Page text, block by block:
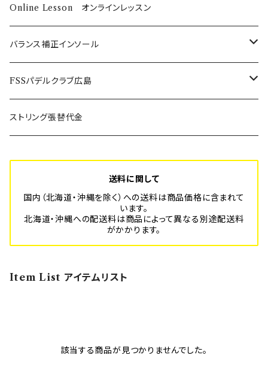
Babolat
Bαbolat
Online Lesson オンラインレッスン
バランス補正インソール
ノンオーダーメイド
SUPER BLITZ
Platform-Sport フルオーダーメイド
FSSパデルクラブ広島
年間利用登録費
ストリング張替代金
送料に関して
国内（北海道・沖縄を除く）への送料は商品価格に含まれて
います。
北海道・沖縄への配送料は商品によって異なる別途配送料
がかかります。
Item List アイテムリスト
該当する商品が見つかりませんでした。